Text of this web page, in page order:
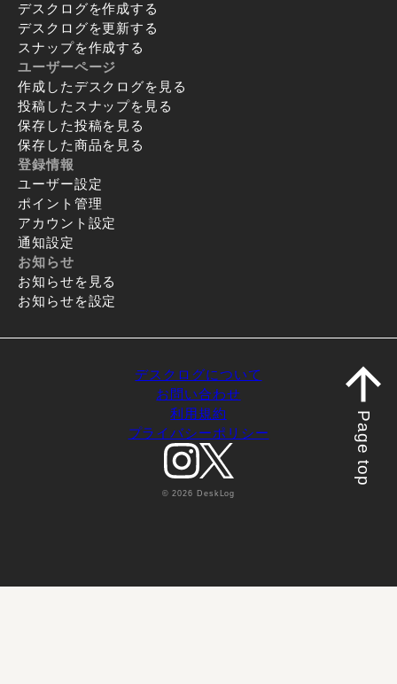
デスクログを作成する
デスクログを更新する
スナップを作成する
ユーザーページ
作成したデスクログを見る
投稿したスナップを見る
保存した投稿を見る
保存した商品を見る
登録情報
ユーザー設定
ポイント管理
アカウント設定
通知設定
お知らせ
お知らせを見る
お知らせを設定
デスクログについて
お問い合わせ
利用規約
プライバシーポリシー
© 2026 DeskLog
Page top